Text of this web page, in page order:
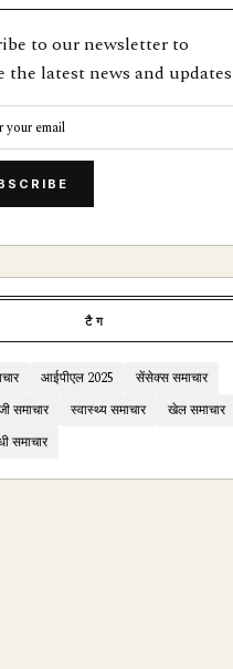
to our newsletter to
the latest news and updates
टैग
आईपीएल 2025
सेंसेक्स समाचार
समाचार
स्वास्थ्य समाचार
खेल समाचार
समाचार